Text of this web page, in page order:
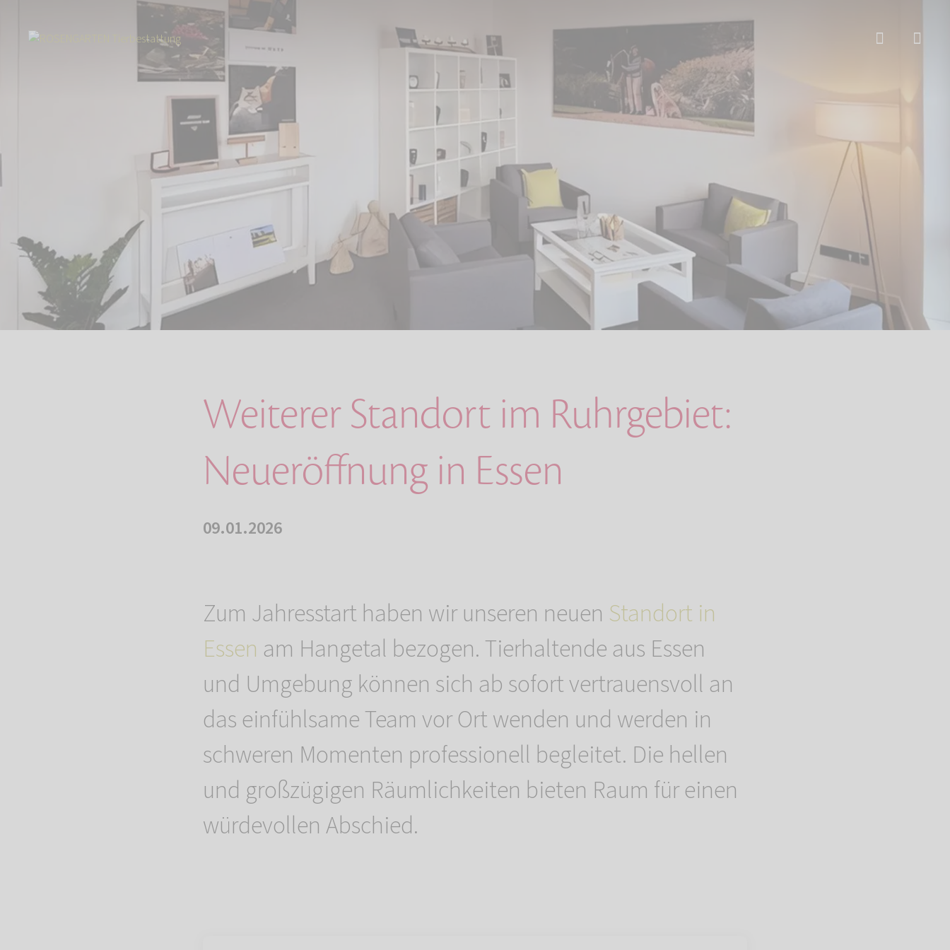
Weiterer Standort im Ruhrgebiet: Neueröffnung in Essen
Weiterer Standort im Ruhrgebiet:
Neueröffnung in Essen
09.01.2026
Zum Jahresstart haben wir unseren neuen Standort in
Essen am Hangetal bezogen. Tierhaltende aus Essen
und Umgebung können sich ab sofort vertrauensvoll an
das einfühlsame Team vor Ort wenden und werden in
schweren Momenten professionell begleitet. Die hellen
und großzügigen Räumlichkeiten bieten Raum für einen
würdevollen Abschied.